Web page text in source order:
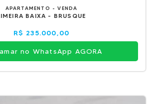
APARTAMENTO - VENDA
BAIXA - BRUSQUE
R$ 235.000,00
no WhatsApp AGORA